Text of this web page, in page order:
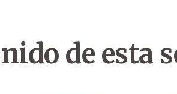
de esta